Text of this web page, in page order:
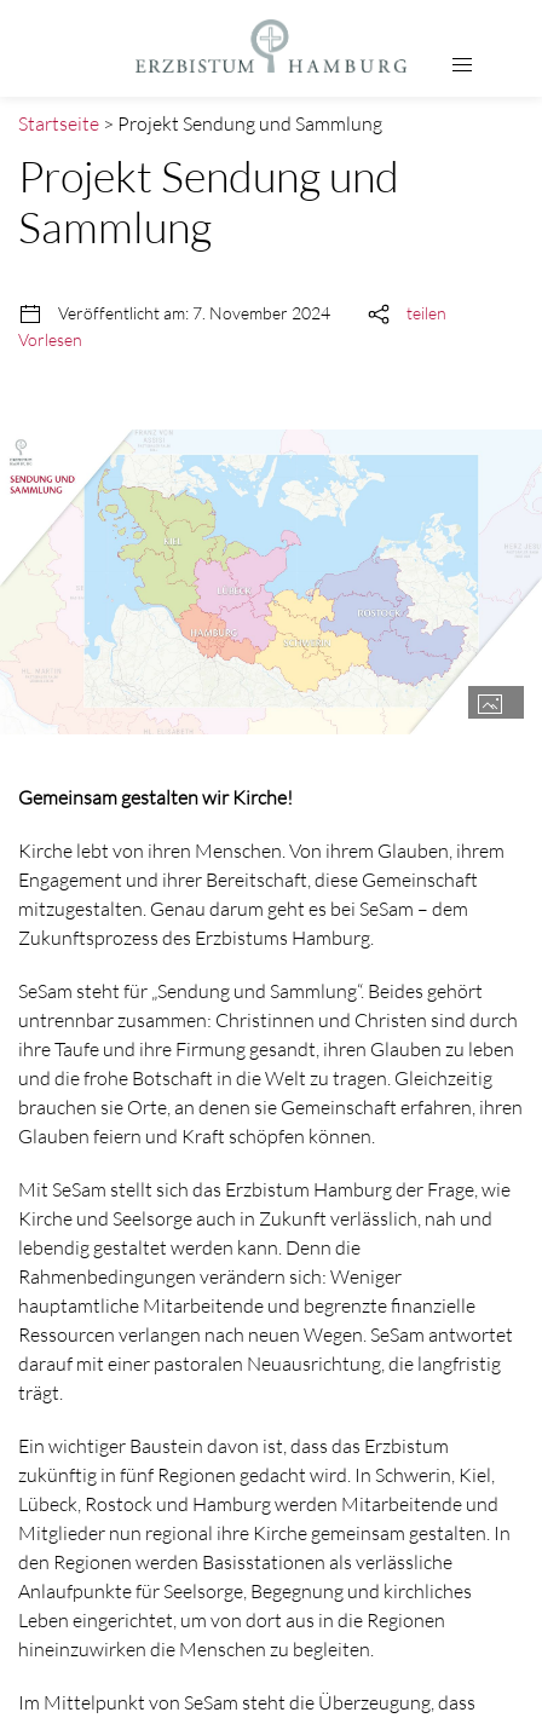
Startseite > Projekt Sendung und Sammlung
Projekt Sendung und
Sammlung
Veröffentlicht am: 7. November 2024
teilen
Vorlesen
Gemeinsam gestalten wir Kirche!
Kirche lebt von ihren Menschen. Von ihrem Glauben, ihrem
Engagement und ihrer Bereitschaft, diese Gemeinschaft
mitzugestalten. Genau darum geht es bei SeSam – dem
Zukunftsprozess des Erzbistums Hamburg.
SeSam steht für „Sendung und Sammlung“. Beides gehört
untrennbar zusammen: Christinnen und Christen sind durch
ihre Taufe und ihre Firmung gesandt, ihren Glauben zu leben
und die frohe Botschaft in die Welt zu tragen. Gleichzeitig
brauchen sie Orte, an denen sie Gemeinschaft erfahren, ihren
Glauben feiern und Kraft schöpfen können.
Mit SeSam stellt sich das Erzbistum Hamburg der Frage, wie
Kirche und Seelsorge auch in Zukunft verlässlich, nah und
lebendig gestaltet werden kann. Denn die
Rahmenbedingungen verändern sich: Weniger
hauptamtliche Mitarbeitende und begrenzte finanzielle
Ressourcen verlangen nach neuen Wegen. SeSam antwortet
darauf mit einer pastoralen Neuausrichtung, die langfristig
trägt.
Ein wichtiger Baustein davon ist, dass das Erzbistum
zukünftig in fünf Regionen gedacht wird. In Schwerin, Kiel,
Lübeck, Rostock und Hamburg werden Mitarbeitende und
Mitglieder nun regional ihre Kirche gemeinsam gestalten. In
den Regionen werden Basisstationen als verlässliche
Anlaufpunkte für Seelsorge, Begegnung und kirchliches
Leben eingerichtet, um von dort aus in die Regionen
hineinzuwirken die Menschen zu begleiten.
Im Mittelpunkt von SeSam steht die Überzeugung, dass